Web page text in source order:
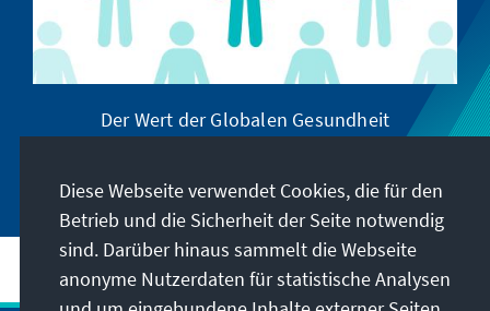
Der Wert der Globalen Gesundheit
Diese Webseite verwendet Cookies, die für den
Betrieb und die Sicherheit der Seite notwendig
sind. Darüber hinaus sammelt die Webseite
anonyme Nutzerdaten für statistische Analysen